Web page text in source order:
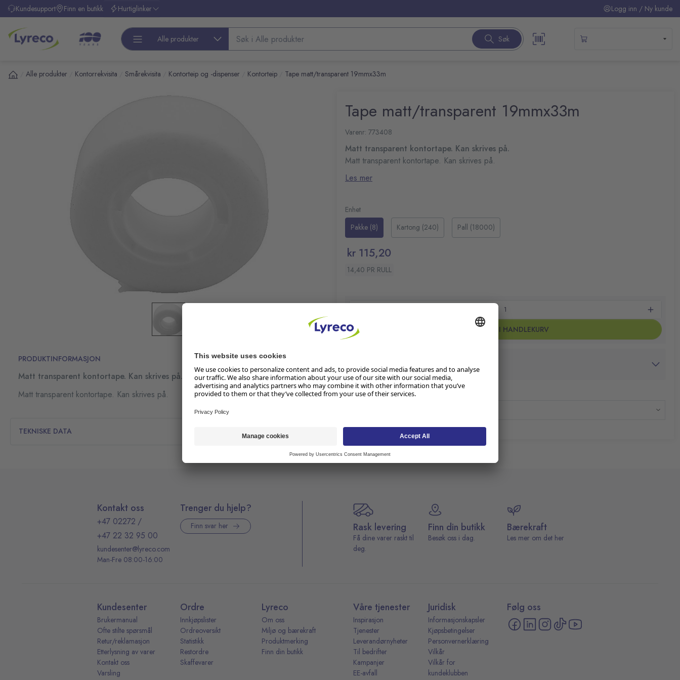
hovedinnhold
Kundesupport Finn en butikk Hurtiglinker Logg inn / Ny kunde
Alle produkter Søk etter produkter Søk
Alle produkter Kontorrekvisita Smårekvisita Kontorteip og -dispenser Kontorteip Tape matt/transparent 19mmx33m
PRODUKTINFORMASJON
Matt transparent kontortape. Kan skrives på.
Matt transparent kontortape. Kan skrives på.
TEKNISKE DATA
Tape matt/transparent 19mmx33m
Varenr: 773408
Matt transparent kontortape. Kan skrives på.
Matt transparent kontortape. Kan skrives på.
Les mer
Enhet
Pakke (8)
Kartong (240) Pall (18000)
kr 115,20
14,40 PR RULL
LEGG I HANDLEKURV
Les mer om produktets klimaavtrykk
På lager:21128
Kontakt oss
+47 02272 /
+47 22 32 95 00
kundesenter@lyreco.com
Man-Fre 08:00-16:00
Trenger du hjelp?
Finn svar her Rask levering
Få dine varer raskt til
deg.
Finn din butikk
Besøk oss i dag.
Bærekraft
Les mer om det her
Kundesenter
Brukermanual
Ofte stilte spørsmål
Retur/reklamasjon
Etterlysning av varer
Kontakt oss
Varsling
Ordre
Innkjøpslister
Ordreoversikt
Statistikk
Restordre
Skaffevarer
Lyreco
Om oss
Miljø og bærekraft
Produktmerking
Finn din butikk
Våre tjenester
Inspirasjon
Tjenester
Leverandørnyheter
Til bedrifter
Kampanjer
EE-avfall
Juridisk
Informasjonskapsler
Kjøpsbetingelser
Personvernerklæring
Vilkår
Vilkår for
kundeklubben
Følg oss